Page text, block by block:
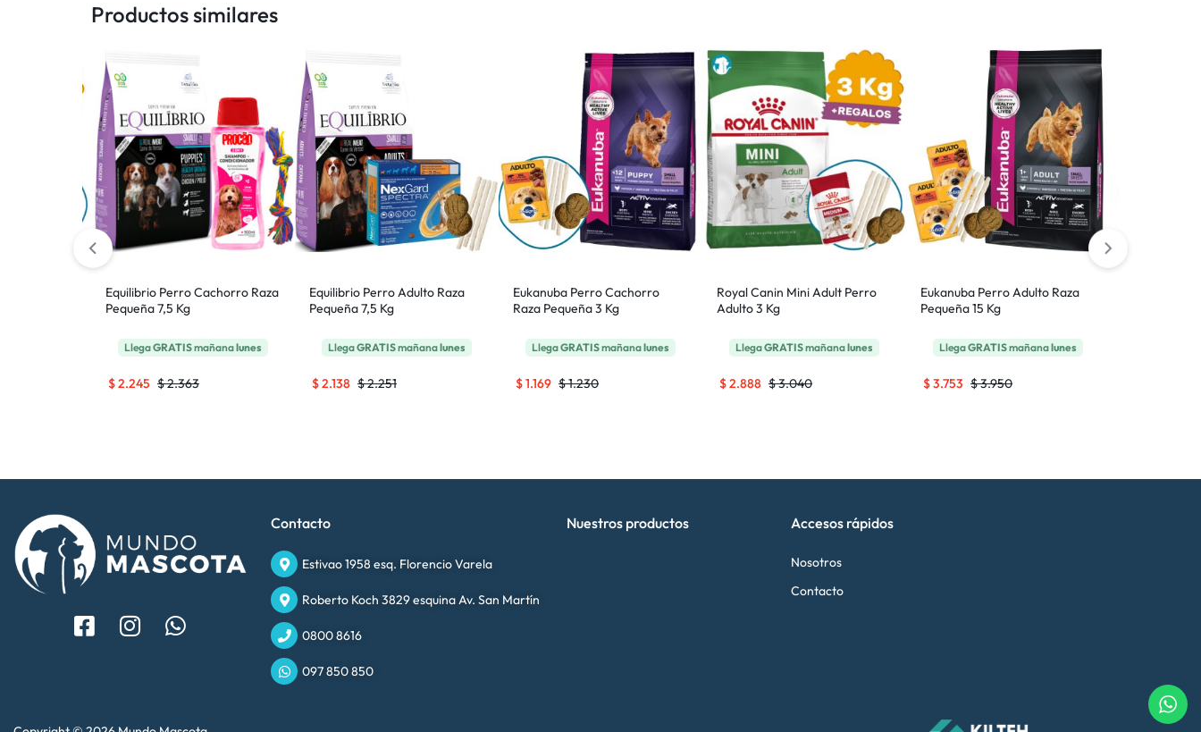
Productos similares
Equilibrio Perro Cachorro Raza
Pequeña 7,5 Kg
LlegaGRATISmañanalunes
$2.363
$2.245
Equilibrio Perro Adulto Raza
Pequeña 7,5 Kg
LlegaGRATISmañanalunes
$2.251
$2.138
Eukanuba Perro Cachorro
Raza Pequeña 3 Kg
LlegaGRATISmañanalunes
$1.230
$1.169
Royal Canin Mini Adult Perro
Adulto 3 Kg
LlegaGRATISmañanalunes
$3.040
$2.888
Eukanuba Perro Adulto Raza
Pequeña 15 Kg
LlegaGRATISmañanalunes
$3.950
$3.753
Contacto
Estivao 1958 esq. Florencio Varela
Roberto Koch 3829 esquina Av. San Martín
0800 8616
097 850 850
Nuestros productos Accesos rápidos
Nosotros
Contacto